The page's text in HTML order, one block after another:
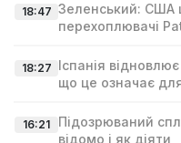
18:47 Зеленський: США
перехоплювачі
18:27 Іспанія
що це означає
16:21
Підозрюваний
відомо і як діяти